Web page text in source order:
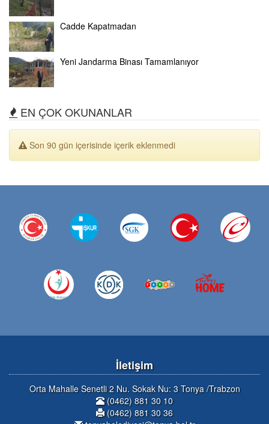
Cadde Kapatmadan
Yeni Jandarma Binası Tamamlanıyor
EN ÇOK OKUNANLAR
Son 90 gün içerisinde içerik eklenmedi
İletişim
Orta Mahalle Senetli 2 Nu. Sokak Nu: 3 Tonya /Trabzon
(0462) 881 30 10
(0462) 881 30 36